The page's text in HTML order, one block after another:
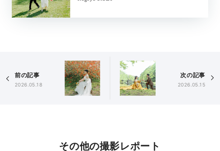
前の記事
2026.05.18
次の記事
2026.05.15
その他の撮影レポート